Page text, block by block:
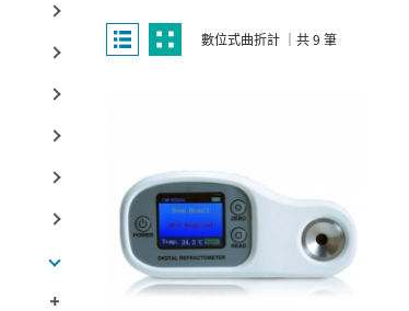
數位式曲折計 ｜共 9 筆